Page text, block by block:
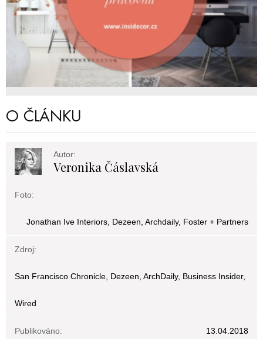
O ČLÁNKU
Autor:
Veronika Čáslavská
Foto:
Jonathan Ive Interiors, Dezeen, Archdaily, Foster + Partners
Zdroj:
San Francisco Chronicle, Dezeen, ArchDaily, Business Insider,
Wired
Publikováno: 13.04.2018